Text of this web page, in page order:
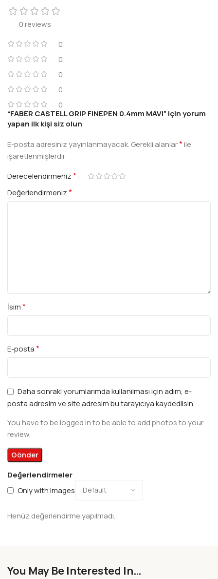
0 reviews
0
0
0
0
0
Değerlendirmeler
Only with images
Henüz değerlendirme yapılmadı.
“FABER CASTELL GRIP FINEPEN 0.4mm MAVI” için yorum
yapan ilk kişi siz olun
E-posta adresiniz yayınlanmayacak. Gerekli alanlar*ile
işaretlenmişlerdir
Derecelendirmeniz*
Değerlendirmeniz*
İsim*
E-posta*
Daha sonraki yorumlarımda kullanılması için adım, e-
posta adresim ve site adresim bu tarayıcıya kaydedilsin.
You have to be logged in to be able to add photos to your
review.
You May Be Interested In…